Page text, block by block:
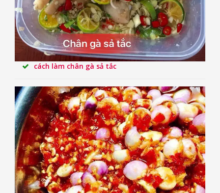
cách làm chân gà sả tắc